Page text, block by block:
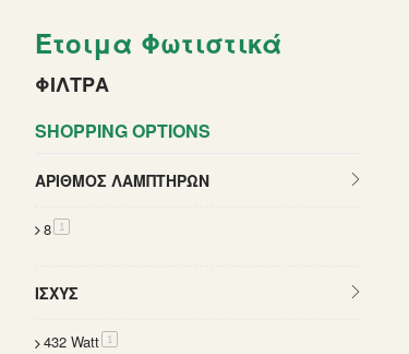
Έτοιμα Φωτιστικά
ΦΙΛΤΡΑ
SHOPPING OPTIONS
ΑΡΙΘΜΌΣ ΛΑΜΠΤΉΡΩΝ
8 1
ΙΣΧΎΣ
432 Watt 1